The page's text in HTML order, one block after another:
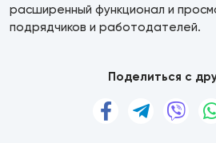
расширенный функционал и
подрядчиков и работодателей.
Поделиться с